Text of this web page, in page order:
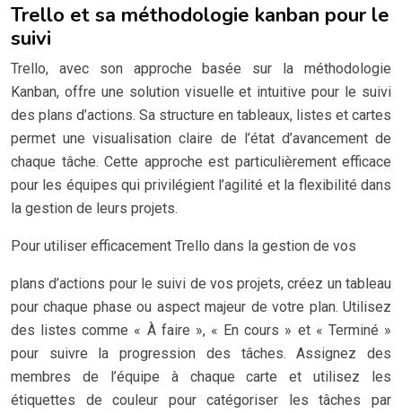
Trello et sa méthodologie kanban pour le
suivi
Trello, avec son approche basée sur la méthodologie
Kanban, offre une solution visuelle et intuitive pour le suivi
des plans d’actions. Sa structure en tableaux, listes et cartes
permet une visualisation claire de l’état d’avancement de
chaque tâche. Cette approche est particulièrement efficace
pour les équipes qui privilégient l’agilité et la flexibilité dans
la gestion de leurs projets.
Pour utiliser efficacement Trello dans la gestion de vos
plans d’actions pour le suivi de vos projets, créez un tableau
pour chaque phase ou aspect majeur de votre plan. Utilisez
des listes comme « À faire », « En cours » et « Terminé »
pour suivre la progression des tâches. Assignez des
membres de l’équipe à chaque carte et utilisez les
étiquettes de couleur pour catégoriser les tâches par